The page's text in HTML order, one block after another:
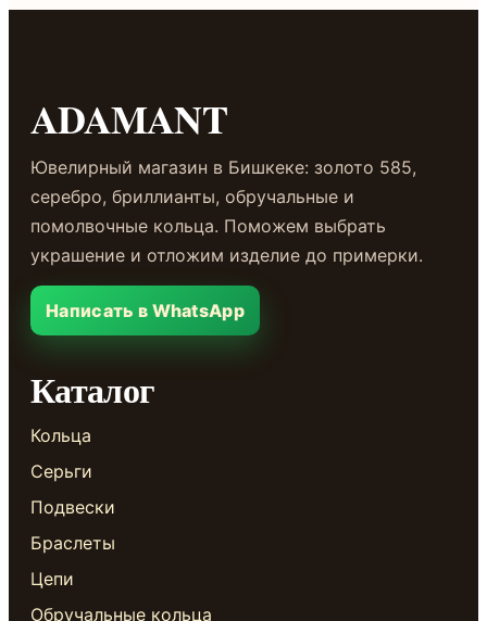
ADAMANT
Ювелирный магазин в Бишкеке: золото 585,
серебро, бриллианты, обручальные и
помолвочные кольца. Поможем выбрать
украшение и отложим изделие до примерки.
Написать в WhatsApp
Каталог
Кольца
Серьги
Подвески
Браслеты
Цепи
Обручальные кольца